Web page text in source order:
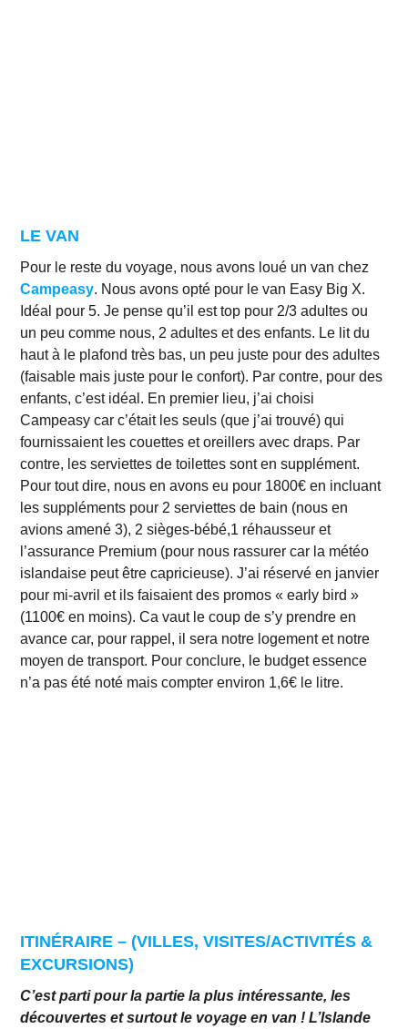
LE VAN
Pour le reste du voyage, nous avons loué un van chez
Campeasy. Nous avons opté pour le van Easy Big X.
Idéal pour 5. Je pense qu’il est top pour 2/3 adultes ou
un peu comme nous, 2 adultes et des enfants. Le lit du
haut à le plafond très bas, un peu juste pour des adultes
(faisable mais juste pour le confort). Par contre, pour des
enfants, c’est idéal. En premier lieu, j’ai choisi
Campeasy car c’était les seuls (que j’ai trouvé) qui
fournissaient les couettes et oreillers avec draps. Par
contre, les serviettes de toilettes sont en supplément.
Pour tout dire, nous en avons eu pour 1800€ en incluant
les suppléments pour 2 serviettes de bain (nous en
avions amené 3), 2 sièges-bébé,1 réhausseur et
l’assurance Premium (pour nous rassurer car la météo
islandaise peut être capricieuse). J’ai réservé en janvier
pour mi-avril et ils faisaient des promos « early bird »
(1100€ en moins). Ca vaut le coup de s’y prendre en
avance car, pour rappel, il sera notre logement et notre
moyen de transport. Pour conclure, le budget essence
n’a pas été noté mais compter environ 1,6€ le litre.
ITINÉRAIRE – (VILLES, VISITES/ACTIVITÉS &
EXCURSIONS)
C’est parti pour la partie la plus intéressante, les
découvertes et surtout le voyage en van ! L’Islande